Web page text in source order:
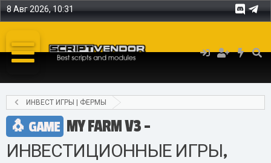
8 Авг 2026, 10:31
ИНВЕСТ ИГРЫ | ФЕРМЫ
GAME MY FARM V3 -
ИНВЕСТИЦИОННЫЕ ИГРЫ,